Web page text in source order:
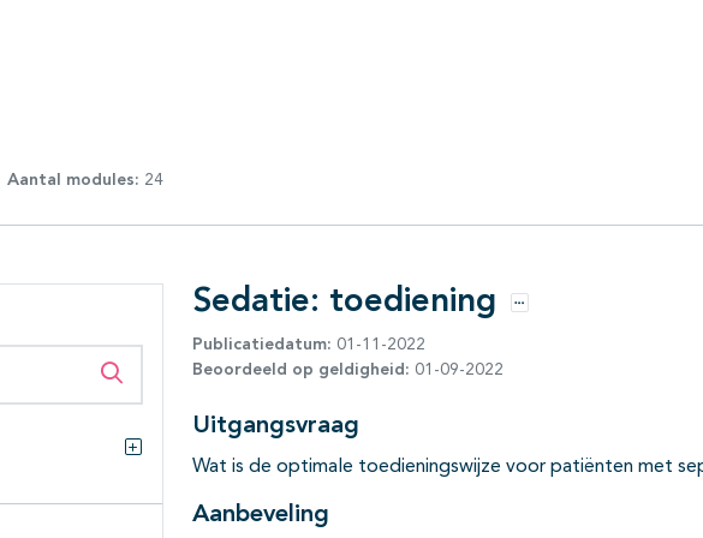
Aantal modules: 24
Zoeken binnen deze richtlijn
Alles openklappen
Sedatie: toediening Opties
Publicatiedatum: 01-11-2022
Beoordeeld op geldigheid: 01-09-2022
Uitgangsvraag
Wat is de optimale toedieningswijze voor patiënten met
Aanbeveling